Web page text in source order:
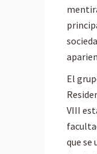
El
VIII
que se